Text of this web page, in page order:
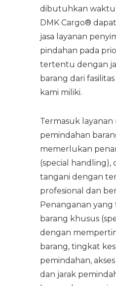
dibutuhkan waktu
DMK Cargo®
jasa layanan
pindahan pada
tertentu dengan
barang dari
kami miliki.
Termasuk
pemindahan
memerlukan
(special handling),
tangani dengan
profesional dan
Penanganan
barang khusus
dengan
barang, tingkat
pemindahan,
dan jarak